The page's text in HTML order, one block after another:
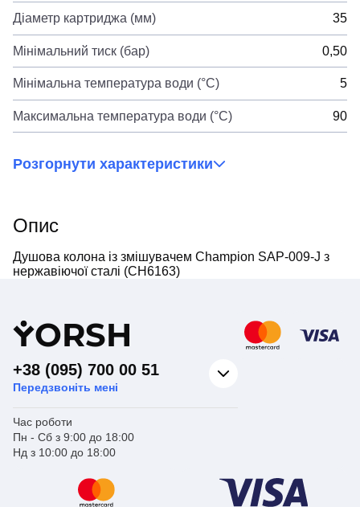
Діаметр картриджа (мм) 35
Мінімальний тиск (бар) 0,50
Мінімальна температура води (°C) 5
Максимальна температура води (°C) 90
Розгорнути характеристики
Опис
Душова колона із змішувачем Champion SAP-009-J з
нержавіючої сталі (CH6163)
YORSH
+38 (095) 700 00 51
Передзвоніть мені
Час роботи
Пн - Сб з 9:00 до 18:00
Нд з 10:00 до 18:00